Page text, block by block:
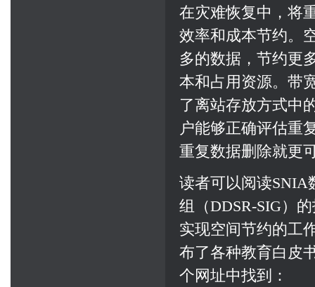
在灾难恢复中，将
效率和成本节约。
多的数据，节约更
本和占用资源。带
了离站存放方式中
户能够正确评估重
重复数据删除就更
读者可以阅读SNIA
组（DDSR-SIG）
实现空间节约的工
布了各种教育白皮
个网址中找到：